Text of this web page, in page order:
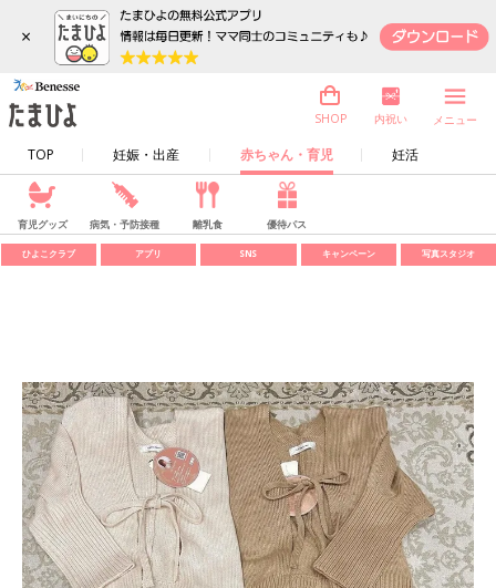
×
TOP 妊娠・出産 赤ちゃん・育児 妊活
SHOP 内祝い メニュー
育児グッズ 病気・予防接種 離乳食 優待パス
ひよこクラブ アプリ SNS キャンペーン 写真スタジオ